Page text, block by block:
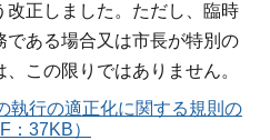
改正しました。ただし、臨時
である場合又は市長が特別の
この限りではありません。
執行の適正化に関する規則の
：37KB）